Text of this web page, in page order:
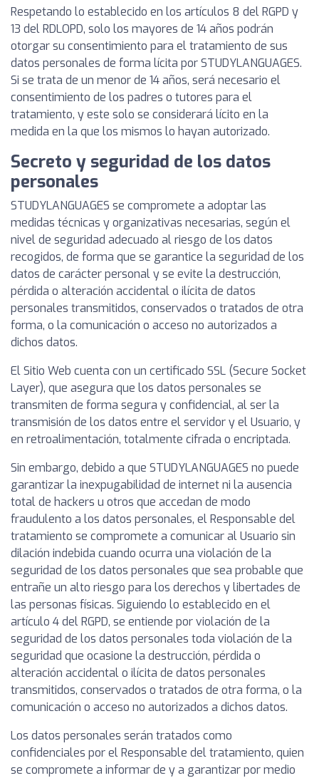
Respetando lo establecido en los artículos 8 del RGPD y
13 del RDLOPD, solo los mayores de 14 años podrán
otorgar su consentimiento para el tratamiento de sus
datos personales de forma lícita por STUDYLANGUAGES.
Si se trata de un menor de 14 años, será necesario el
consentimiento de los padres o tutores para el
tratamiento, y este solo se considerará lícito en la
medida en la que los mismos lo hayan autorizado.
Secreto y seguridad de los datos
personales
STUDYLANGUAGES se compromete a adoptar las
medidas técnicas y organizativas necesarias, según el
nivel de seguridad adecuado al riesgo de los datos
recogidos, de forma que se garantice la seguridad de los
datos de carácter personal y se evite la destrucción,
pérdida o alteración accidental o ilícita de datos
personales transmitidos, conservados o tratados de otra
forma, o la comunicación o acceso no autorizados a
dichos datos.
El Sitio Web cuenta con un certificado SSL (Secure Socket
Layer), que asegura que los datos personales se
transmiten de forma segura y confidencial, al ser la
transmisión de los datos entre el servidor y el Usuario, y
en retroalimentación, totalmente cifrada o encriptada.
Sin embargo, debido a que STUDYLANGUAGES no puede
garantizar la inexpugabilidad de internet ni la ausencia
total de hackers u otros que accedan de modo
fraudulento a los datos personales, el Responsable del
tratamiento se compromete a comunicar al Usuario sin
dilación indebida cuando ocurra una violación de la
seguridad de los datos personales que sea probable que
entrañe un alto riesgo para los derechos y libertades de
las personas físicas. Siguiendo lo establecido en el
artículo 4 del RGPD, se entiende por violación de la
seguridad de los datos personales toda violación de la
seguridad que ocasione la destrucción, pérdida o
alteración accidental o ilícita de datos personales
transmitidos, conservados o tratados de otra forma, o la
comunicación o acceso no autorizados a dichos datos.
Los datos personales serán tratados como
confidenciales por el Responsable del tratamiento, quien
se compromete a informar de y a garantizar por medio